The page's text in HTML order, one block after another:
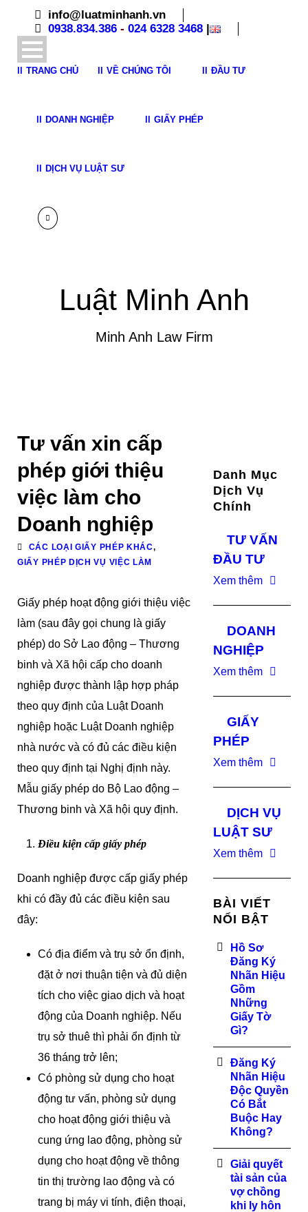
info@luatminhanh.vn
0938.834.386 - 024 6328 3468 |
TRANG CHỦ VỀ CHÚNG TÔI ĐẦU TƯ
DOANH NGHIỆP GIẤY PHÉP
DỊCH VỤ LUẬT SƯ
Luật Minh Anh
Minh Anh Law Firm
Tư vấn xin cấp
phép giới thiệu
việc làm cho
Doanh nghiệp
CÁC LOẠI GIẤY PHÉP KHÁC,
GIẤY PHÉP DỊCH VỤ VIỆC LÀM
Giấy phép hoạt động giới thiệu việc
làm (sau đây gọi chung là giấy
phép) do Sở Lao động – Thương
binh và Xã hội cấp cho doanh
nghiệp được thành lập hợp pháp
theo quy định của Luật Doanh
nghiệp hoặc Luật Doanh nghiệp
nhà nước và có đủ các điều kiện
theo quy định tại Nghị định này.
Mẫu giấy phép do Bộ Lao động –
Thương binh và Xã hội quy định.
Điều kiện cấp giấy phép
Doanh nghiệp được cấp giấy phép
khi có đầy đủ các điều kiện sau
đây:
Có địa điểm và trụ sở ổn định,
đặt ở nơi thuận tiện và đủ diện
tích cho việc giao dịch và hoạt
động của Doanh nghiệp. Nếu
trụ sở thuê thì phải ổn định từ
36 tháng trở lên;
Có phòng sử dụng cho hoạt
động tư vấn, phòng sử dụng
cho hoạt động giới thiệu và
cung ứng lao động, phòng sử
dụng cho hoạt động về thông
tin thị trường lao động và có
trang bị máy vi tính, điện thoại,
Danh Mục
Dịch Vụ
Chính
TƯ VẤN
ĐẦU TƯ
Xem thêm
DOANH
NGHIỆP
Xem thêm
GIẤY
PHÉP
Xem thêm
DỊCH VỤ
LUẬT SƯ
Xem thêm
BÀI VIẾT
NỔI BẬT
Hồ Sơ
Đăng Ký
Nhãn Hiệu
Gồm
Những
Giấy Tờ
Gì?
Đăng Ký
Nhãn Hiệu
Độc Quyền
Có Bắt
Buộc Hay
Không?
Giải quyết
tài sản của
vợ chồng
khi ly hôn